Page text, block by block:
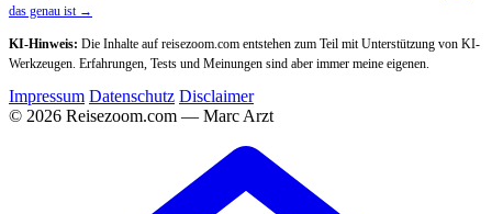
das genau ist →
KI-Hinweis: Die Inhalte auf reisezoom.com entstehen zum Teil mit Unterstützung von KI-
Werkzeugen. Erfahrungen, Tests und Meinungen sind aber immer meine eigenen.
Impressum Datenschutz Disclaimer
© 2026 Reisezoom.com — Marc Arzt